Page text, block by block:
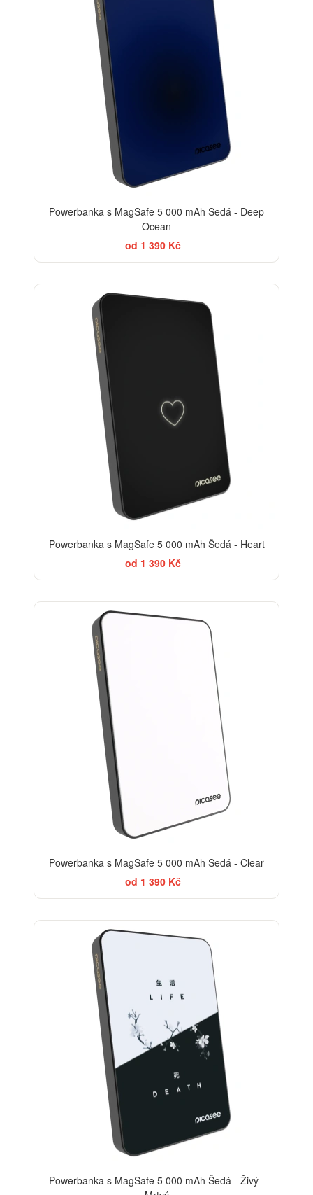
Powerbanka s MagSafe 5 000 mAh Šedá - Deep
Ocean
od 1 390 Kč
Powerbanka s MagSafe 5 000 mAh Šedá - Heart
od 1 390 Kč
Powerbanka s MagSafe 5 000 mAh Šedá - Clear
od 1 390 Kč
Powerbanka s MagSafe 5 000 mAh Šedá - Živý -